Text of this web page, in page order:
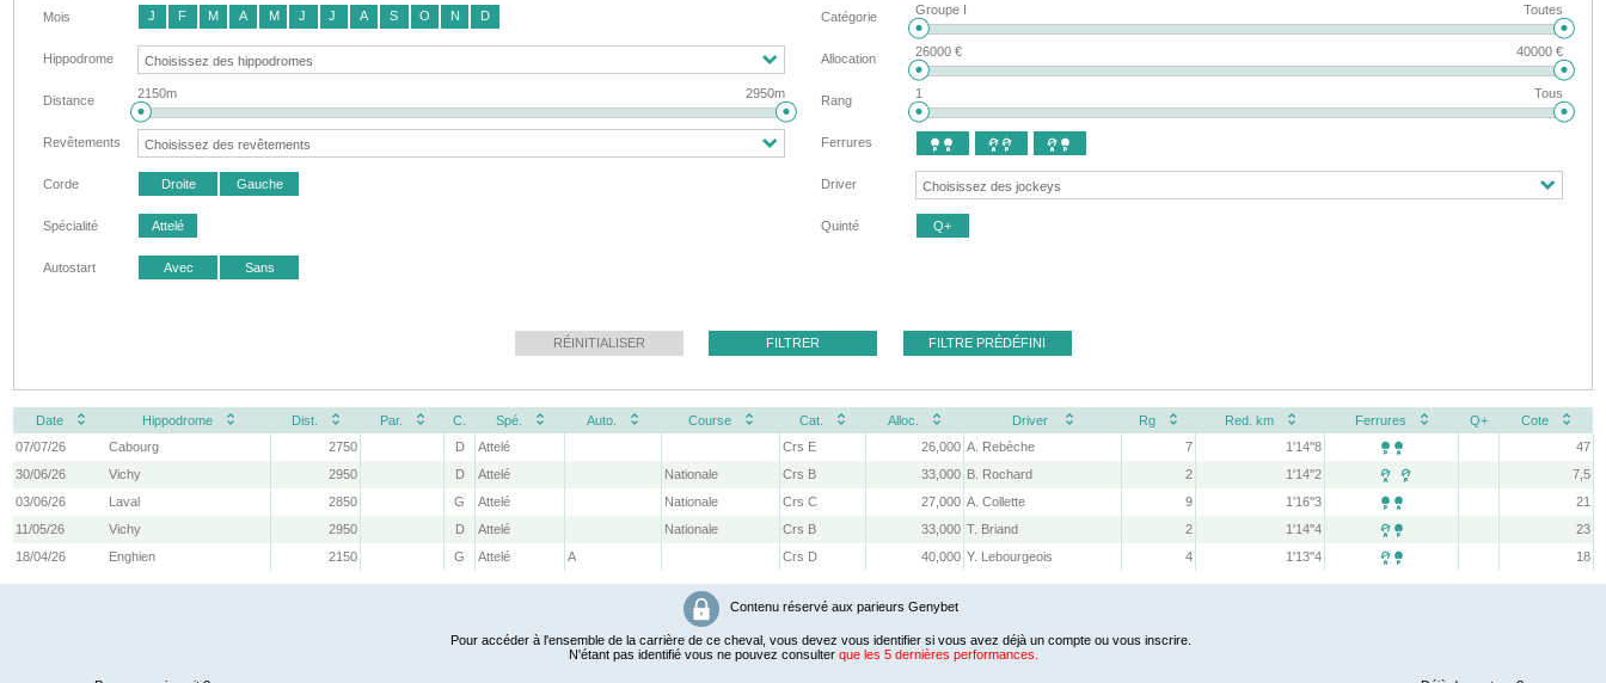
Mois J F M A M J J A S O N D
Hippodrome
Distance 2150m 2950m
Revêtements
Corde Droite Gauche
Spécialité Attelé
Autostart Avec Sans
Catégorie Groupe I Toutes
Allocation 26000 € 40000 €
Rang 1 Tous
Ferrures   
Driver
Quinté Q+
RÉINITIALISER FILTRER FILTRE PRÉDÉFINI
Date Hippodrome Dist. Par. C. Spé. Auto. Course Cat. Alloc. Driver Rg Red. km Ferrures Q+
Cote
07/07/26
Cabourg 2750 D Attelé Crs E 26,000 A. Rebèche 7 1'14''8 
47
30/06/26
Vichy 2950 D Attelé Nationale Crs B 33,000 B. Rochard 2 1'14''2  
7,5
03/06/26
Laval 2850 G Attelé Nationale Crs C 27,000 A. Collette 9 1'16''3 
21
11/05/26
Vichy 2950 D Attelé Nationale Crs B 33,000 T. Briand 2 1'14''4 
23
18/04/26
Enghien 2150 G Attelé A Crs D 40,000 Y. Lebourgeois 4 1'13''4  18
Contenu réservé aux parieurs Genybet
Pour accéder à l'ensemble de la carrière de ce cheval, vous devez vous identifier si vous avez déjà un compte ou vous inscrire.
N'étant pas identifié vous ne pouvez consulter que les 5 dernières performances.